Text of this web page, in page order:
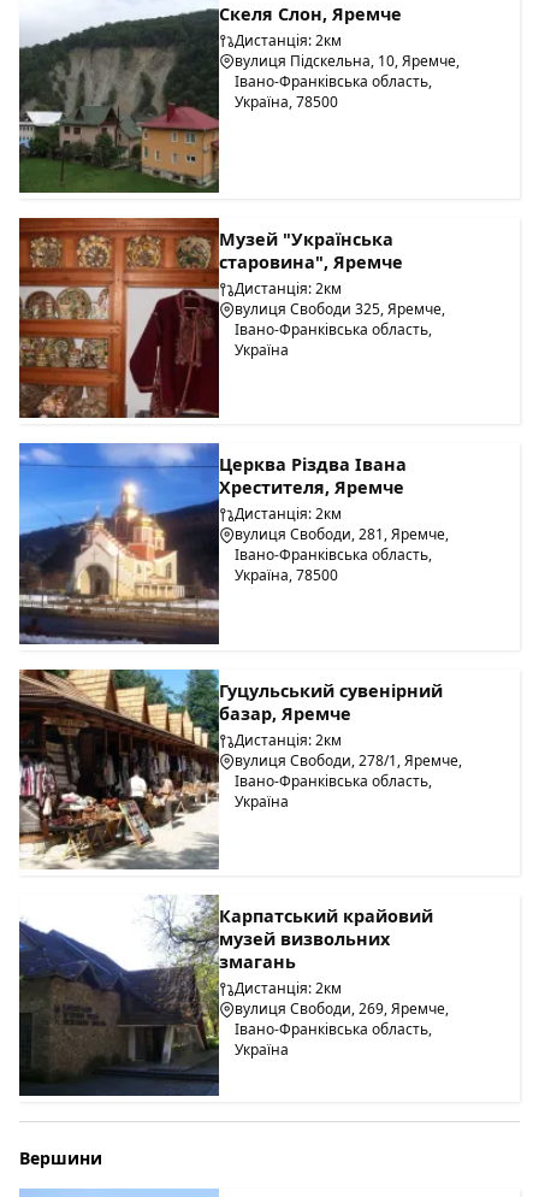
Скеля Слон, Яремче
Дистанція: 2км
вулиця Підскельна, 10, Яремче,
Івано-Франківська область,
Україна, 78500
Музей "Українська
старовина", Яремче
Дистанція: 2км
вулиця Свободи 325, Яремче,
Івано-Франківська область,
Україна
Церква Різдва Івана
Хрестителя, Яремче
Дистанція: 2км
вулиця Свободи, 281, Яремче,
Івано-Франківська область,
Україна, 78500
Гуцульський сувенірний
базар, Яремче
Дистанція: 2км
вулиця Свободи, 278/1, Яремче,
Івано-Франківська область,
Україна
Карпатський крайовий
музей визвольних
змагань
Дистанція: 2км
вулиця Свободи, 269, Яремче,
Івано-Франківська область,
Україна
Вершини